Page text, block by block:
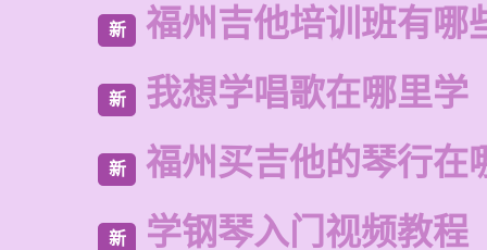
新 福州吉他培训班有哪
新 我想学唱歌在哪里学
新 福州买吉他的琴行在
新 学钢琴入门视频教程